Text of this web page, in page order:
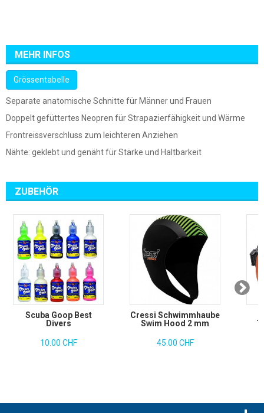
MEHR INFOS
Grössentabelle
Separate anatomische Schnitte für Männer und Frauen
Doppelt gefüttertes Neopren für Strapazierfähigkeit und Wärme
Frontreissverschluss zum leichteren Anziehen
Nähte: geklebt und genäht für Stärke und Haltbarkeit
ZUBEHÖR
Scuba Goop Best
Divers
10.00 CHF
Cressi Schwimmhaube
Swim Hood 2 mm
45.00 CHF